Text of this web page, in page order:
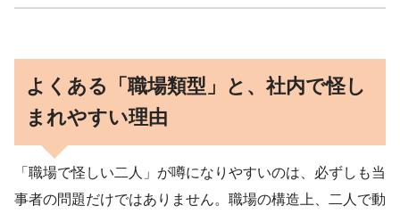
よくある「職場類型」と、社内で怪し
まれやすい理由
「職場で怪しい二人」が噂になりやすいのは、必ずしも当
事者の問題だけではありません。職場の構造上、二人で動